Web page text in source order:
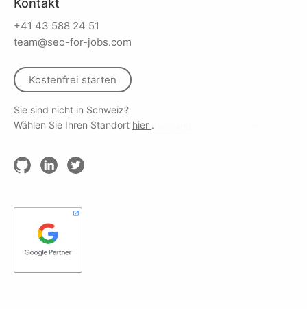
Kontakt
+41 43 588 24 51
team@seo-for-jobs.com
Kostenfrei starten
Sie sind nicht in Schweiz?
Wählen Sie Ihren Standort hier .